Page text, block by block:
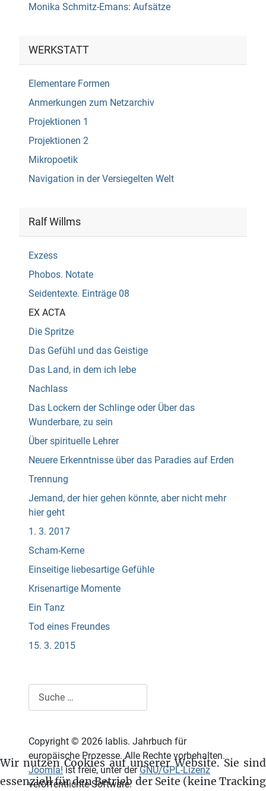
Monika Schmitz-Emans: Aufsätze
WERKSTATT
Elementare Formen
Anmerkungen zum Netzarchiv
Projektionen 1
Projektionen 2
Mikropoetik
Navigation in der Versiegelten Welt
Ralf Willms
Exzess
Phobos. Notate
Seidentexte. Einträge 08
EX ACTA
Die Spritze
Das Gefühl und das Geistige
Das Land, in dem ich lebe
Nachlass
Das Lockern der Schlinge oder Über das
Wunderbare, zu sein
Über spirituelle Lehrer
Neuere Erkenntnisse über das Paradies auf Erden
Trennung
Jemand, der hier gehen könnte, aber nicht mehr
hier geht
1. 3. 2017
Scham-Kerne
Einseitige liebesartige Gefühle
Krisenartige Momente
Ein Tanz
Tod eines Freundes
15. 3. 2015
Copyright © 2026 Iablis. Jahrbuch für
europäische Prozesse. Alle Rechte vorbehalten.
Joomla! ist freie, unter derGNU/GPL-Lizenz
veröffentlichte Software.
Wir nutzen Cookies auf unserer Website. Sie sind
essenziell für den Betrieb der Seite (keine Tracking